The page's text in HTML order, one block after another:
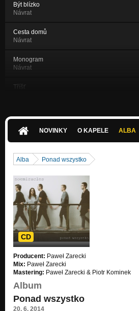
Být blízko
Návrat
Cesta domů
Návrat
Monogram
Návrat
Tříšť
Dokořán
Nezařazeno
Inna
Nezařazeno
Nowy dzień
Ponad wszystko
Ponad wszystko
Ponad wszystko
Przytulić się chcę
NOVINKY O KAPELE ALBA
Alba Ponad wszystko
CD
Producent: Paweł Zarecki
Mix: Paweł Zarecki
Mastering: Paweł Zarecki & Piotr Kominek
Album
Ponad wszystko
20. 6. 2014